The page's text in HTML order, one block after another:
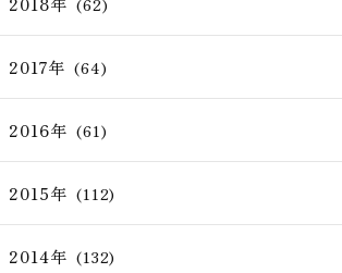
(62)
2017年 (64)
2016年 (61)
2015年 (112)
2014年 (132)